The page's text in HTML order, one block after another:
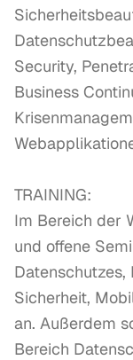
Security,
Business
TRAINING:
Im Bereich der
und offene
Datenschutzes,
Sicherheit,
an. Außerdem
Bereich